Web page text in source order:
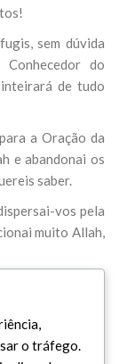
sem dúvida
do
de tudo
a Oração da
e abandonai os
saber.
vos pela
muito Allah,
e te deixarem a
é preferível
é o melhor dos
o tráfego.